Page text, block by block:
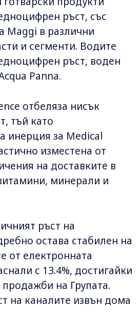
ръст, със
Maggi в различни
и сегменти. Водите
ръст, воден
Panna.
отбеляза нисък
тъй като
инерция за Medical
изместена от
на доставките в
минерали и
ръст на
остава стабилен на
от електронната
с 13.4%, достигайки
на Групата.
на каналите извън дома